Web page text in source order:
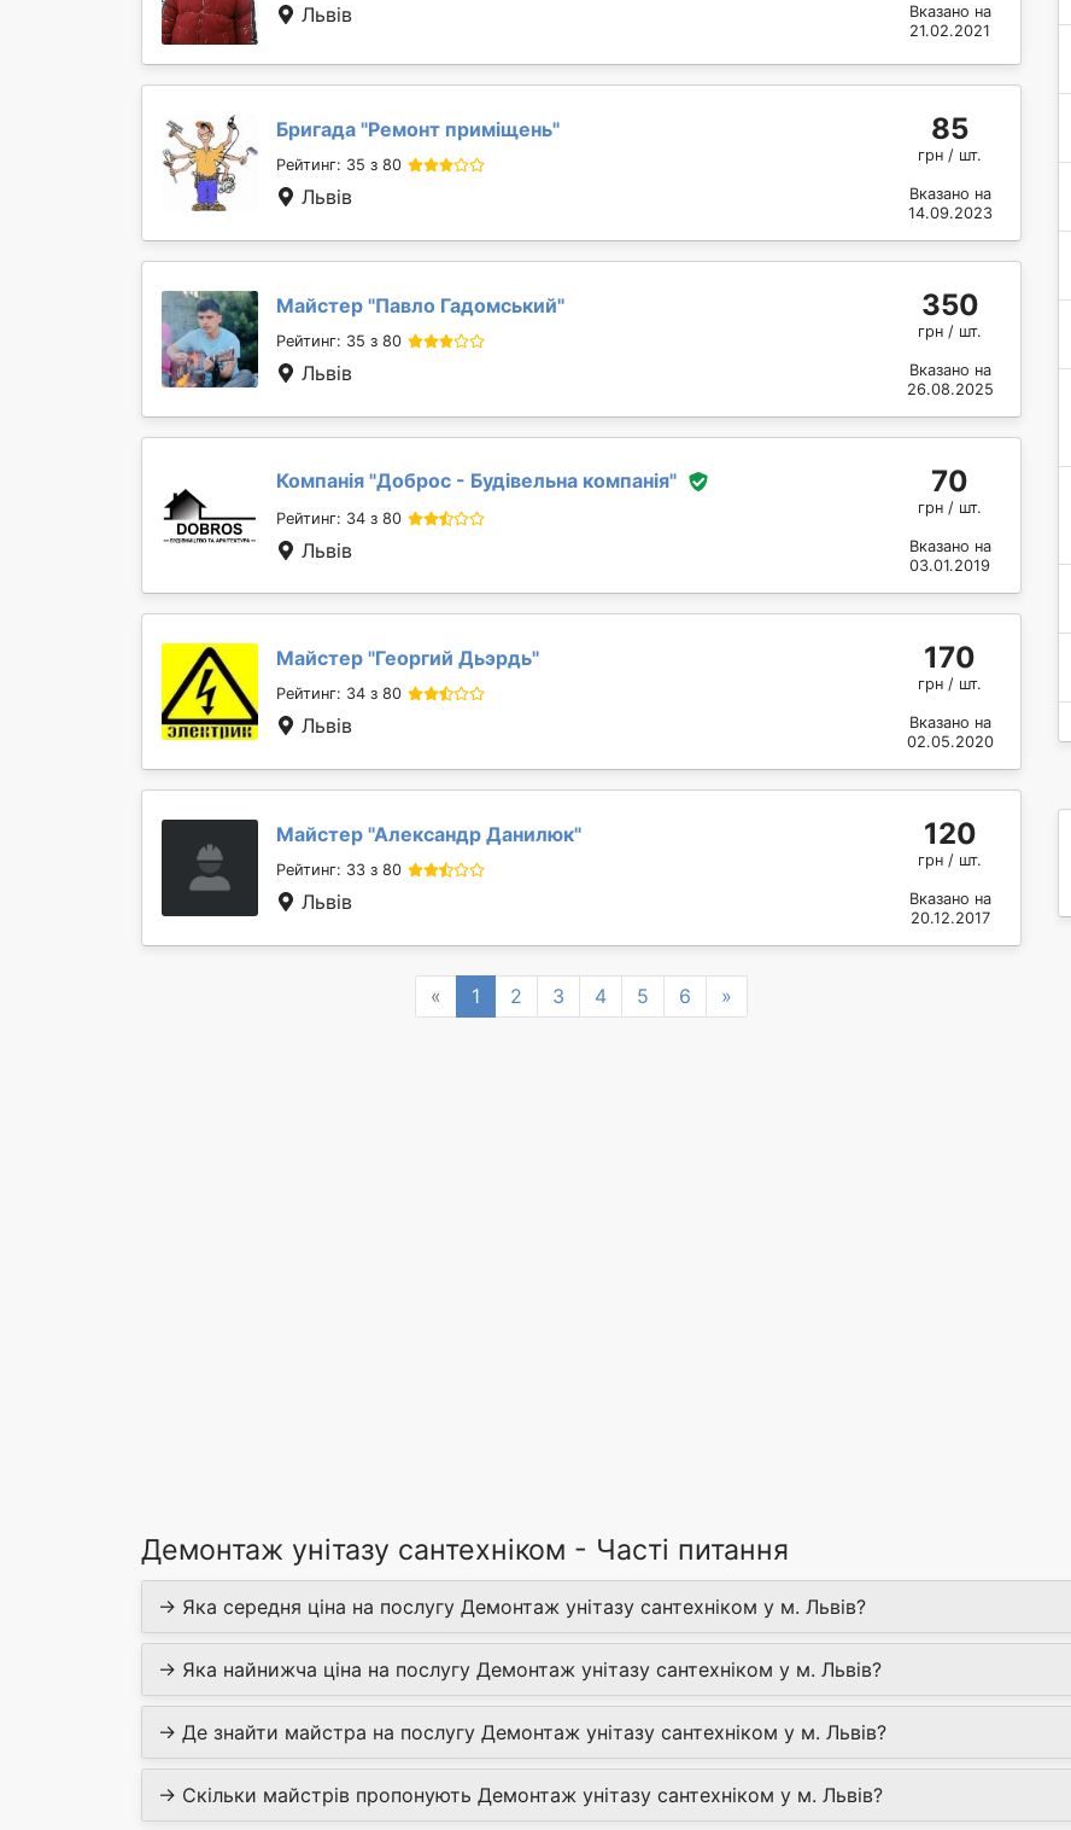
Львів
Вказано на
21.02.2021
Бригада "Ремонт приміщень"
Рейтинг: 35 з 80
Львів
85
грн / шт.
Вказано на
14.09.2023
Майстер "Павло Гадомський"
Рейтинг: 35 з 80
Львів
350
грн / шт.
Вказано на
26.08.2025
Компанія "Доброс - Будівельна компанія"
Рейтинг: 34 з 80
Львів
70
грн / шт.
Вказано на
03.01.2019
Майстер "Георгий Дьэрдь"
Рейтинг: 34 з 80
Львів
170
грн / шт.
Вказано на
02.05.2020
Майстер "Александр Данилюк"
Рейтинг: 33 з 80
Львів
120
грн / шт.
Вказано на
20.12.2017
« Previous
1 2 3 4 5 6 »
Демонтаж унітазу сантехніком - Часті питання
→ Яка середня ціна на послугу Демонтаж унітазу сантехніком у м. Львів?
→ Яка найнижча ціна на послугу Демонтаж унітазу сантехніком у м. Львів?
→ Де знайти майстра на послугу Демонтаж унітазу сантехніком у м. Львів?
→ Скільки майстрів пропонують Демонтаж унітазу сантехніком у м. Львів?